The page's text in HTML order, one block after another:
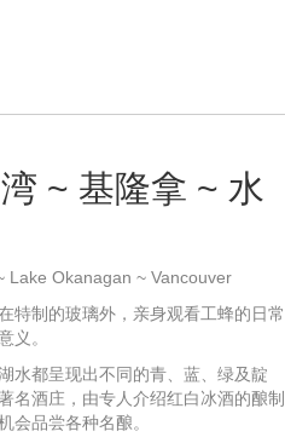
~ 基隆拿 ~ 水
Lake Okanagan ~ Vancouver
特制的玻璃外，亲身观看工蜂的日常
义。
水都呈现出不同的青、蓝、绿及靛
名酒庄，由专人介绍红白冰酒的酿制
会品尝各种名酿。